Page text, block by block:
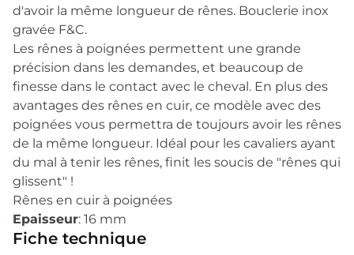
d'avoir la même longueur de rênes. Bouclerie inox
gravée F&C.
Les rênes à poignées permettent une grande
précision dans les demandes, et beaucoup de
finesse dans le contact avec le cheval. En plus des
avantages des rênes en cuir, ce modèle avec des
poignées vous permettra de toujours avoir les rênes
de la même longueur. Idéal pour les cavaliers ayant
du mal à tenir les rênes, finit les soucis de "rênes qui
glissent" !
Rênes en cuir à poignées
Epaisseur: 16 mm
Fiche technique